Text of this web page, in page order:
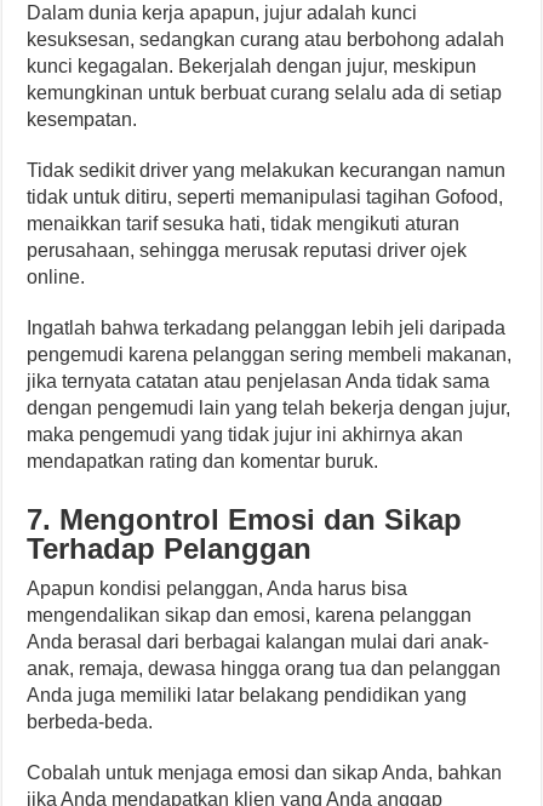
Dalam dunia kerja apapun, jujur ​​adalah kunci
kesuksesan, sedangkan curang atau berbohong adalah
kunci kegagalan. Bekerjalah dengan jujur, meskipun
kemungkinan untuk berbuat curang selalu ada di setiap
kesempatan.
Tidak sedikit driver yang melakukan kecurangan namun
tidak untuk ditiru, seperti memanipulasi tagihan Gofood,
menaikkan tarif sesuka hati, tidak mengikuti aturan
perusahaan, sehingga merusak reputasi driver ojek
online.
Ingatlah bahwa terkadang pelanggan lebih jeli daripada
pengemudi karena pelanggan sering membeli makanan,
jika ternyata catatan atau penjelasan Anda tidak sama
dengan pengemudi lain yang telah bekerja dengan jujur,
maka pengemudi yang tidak jujur ​ini akhirnya akan
mendapatkan rating dan komentar buruk.
7. Mengontrol Emosi dan Sikap
Terhadap Pelanggan
Apapun kondisi pelanggan, Anda harus bisa
mengendalikan sikap dan emosi, karena pelanggan
Anda berasal dari berbagai kalangan mulai dari anak-
anak, remaja, dewasa hingga orang tua dan pelanggan
Anda juga memiliki latar belakang pendidikan yang
berbeda-beda.
Cobalah untuk menjaga emosi dan sikap Anda, bahkan
jika Anda mendapatkan klien yang Anda anggap